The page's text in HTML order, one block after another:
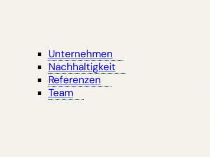
Unternehmen
Nachhaltigkeit
Referenzen
Team